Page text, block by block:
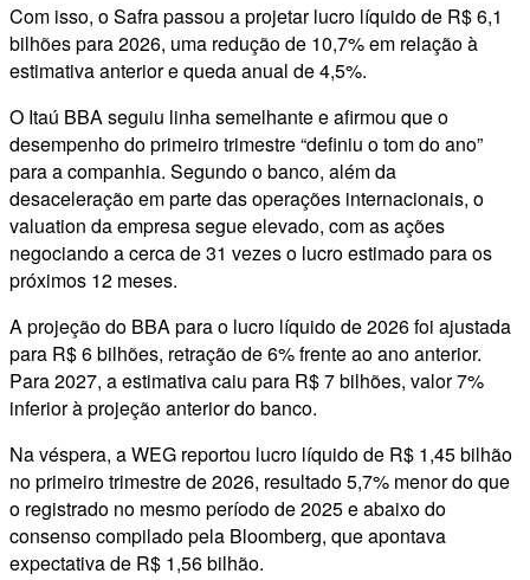
Com isso, o Safra passou a projetar lucro líquido de R$ 6,1
bilhões para 2026, uma redução de 10,7% em relação à
estimativa anterior e queda anual de 4,5%.
O Itaú BBA seguiu linha semelhante e afirmou que o
desempenho do primeiro trimestre “definiu o tom do ano”
para a companhia. Segundo o banco, além da
desaceleração em parte das operações internacionais, o
valuation da empresa segue elevado, com as ações
negociando a cerca de 31 vezes o lucro estimado para os
próximos 12 meses.
A projeção do BBA para o lucro líquido de 2026 foi ajustada
para R$ 6 bilhões, retração de 6% frente ao ano anterior.
Para 2027, a estimativa caiu para R$ 7 bilhões, valor 7%
inferior à projeção anterior do banco.
Na véspera, a WEG reportou lucro líquido de R$ 1,45 bilhão
no primeiro trimestre de 2026, resultado 5,7% menor do que
o registrado no mesmo período de 2025 e abaixo do
consenso compilado pela Bloomberg, que apontava
expectativa de R$ 1,56 bilhão.